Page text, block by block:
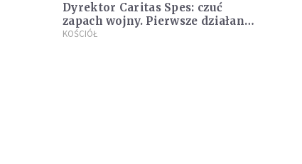
Dyrektor Caritas Spes: czuć
zapach wojny. Pierwsze działania
to ewakuacja
KOŚCIÓŁ